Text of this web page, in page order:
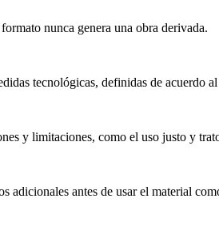
nunca genera una obra derivada.
tecnológicas, definidas de acuerdo
y limitaciones, como el uso justo y
adicionales antes de usar el material